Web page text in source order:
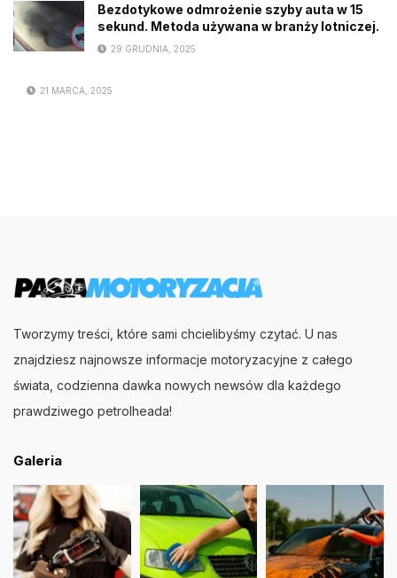
Bezdotykowe odmrożenie szyby auta w 15
sekund. Metoda używana w branży lotniczej.
29 GRUDNIA, 2025
21 MARCA, 2025
Tworzymy treści, które sami chcielibyśmy czytać. U nas
znajdziesz najnowsze informacje motoryzacyjne z całego
świata, codzienna dawka nowych newsów dla każdego
prawdziwego petrolheada!
Galeria